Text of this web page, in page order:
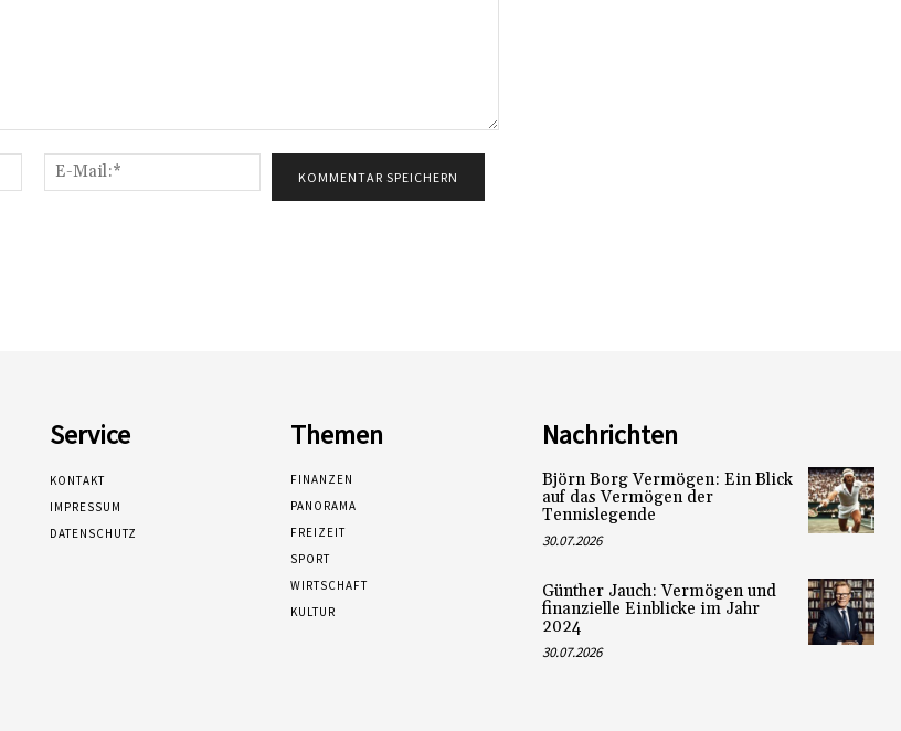
Name:*
Mail:*
Service
KONTAKT
IMPRESSUM
DATENSCHUTZ
Themen
FINANZEN
PANORAMA
FREIZEIT
SPORT
WIRTSCHAFT
KULTUR
Nachrichten
Björn Borg Vermögen: Ein Blick
auf das Vermögen der
Tennislegende
30.07.2026
Günther Jauch: Vermögen und
finanzielle Einblicke im Jahr
2024
30.07.2026